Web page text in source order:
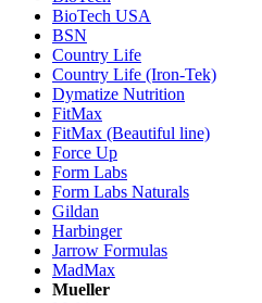
BioTech USA
BSN
Country Life
Country Life (Iron-Tek)
Dymatize Nutrition
FitMax
FitMax (Beautiful line)
Force Up
Form Labs
Form Labs Naturals
Gildan
Harbinger
Jarrow Formulas
MadMax
Mueller